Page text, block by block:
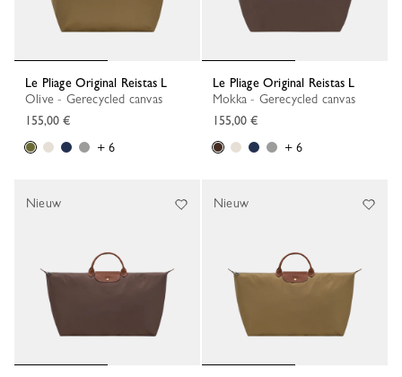
Le Pliage Original Reistas L
Olive - Gerecycled canvas
155,00 €
+ 6
Le Pliage Original Reistas L
Mokka - Gerecycled canvas
155,00 €
+ 6
Nieuw Nieuw